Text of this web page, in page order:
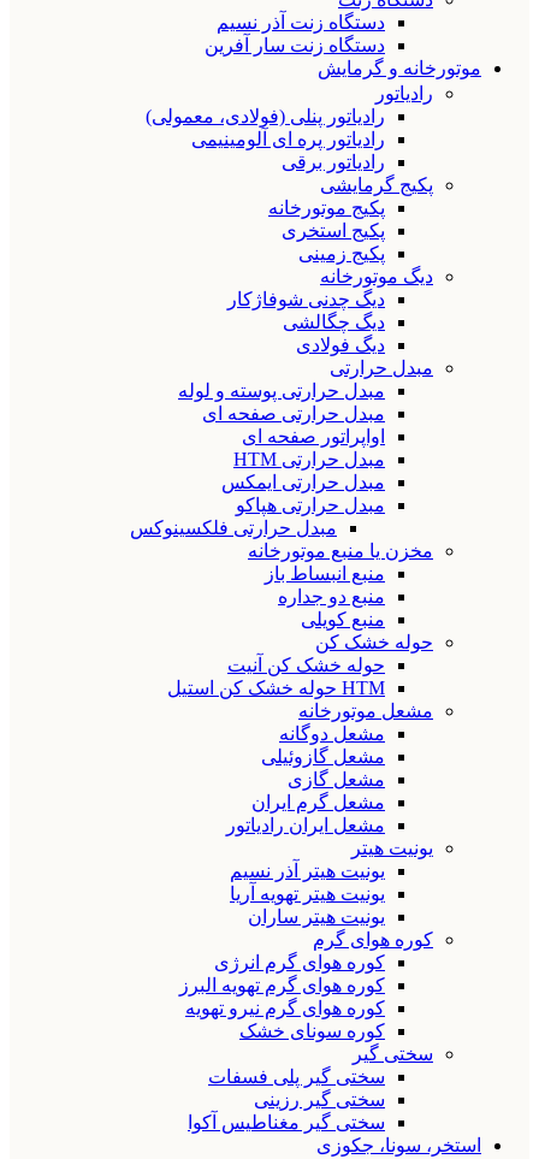
دستگاه زنت آذر نسیم
دستگاه زنت سار آفرین
موتورخانه و گرمایش
رادیاتور
رادیاتور پنلی (فولادی، معمولی)
رادیاتور پره ای آلومینیمی
رادیاتور برقی
پکیج گرمایشی
پکیج موتورخانه
پکیج استخری
پکیج زمینی
دیگ موتورخانه
دیگ چدنی شوفاژکار
دیگ چگالشی
دیگ فولادی
مبدل حرارتی
مبدل حرارتی پوسته و لوله
مبدل حرارتی صفحه ای
اواپراتور صفحه ای
مبدل حرارتی HTM
مبدل حرارتی ایمکس
مبدل حرارتی هپاکو
مبدل حرارتی فلکسینوکس
مخزن یا منبع موتورخانه
منبع انبساط باز
منبع دو جداره
منبع کویلی
حوله خشک کن
حوله خشک کن آنیت
HTM حوله خشک کن استیل
مشعل موتورخانه
مشعل دوگانه
مشعل گازوئیلی
مشعل گازی
مشعل گرم ایران
مشعل ایران رادیاتور
یونیت هیتر
یونیت هیتر آذر نسیم
یونیت هیتر تهویه آریا
یونیت هیتر ساران
کوره هوای گرم
کوره هوای گرم انرژی
کوره هوای گرم تهویه البرز
کوره هوای گرم نیرو تهویه
کوره سونای خشک
سختی گیر
سختی گیر پلی فسفات
سختی گیر رزینی
سختی گیر مغناطیس آکوا
استخر، سونا، جکوزی